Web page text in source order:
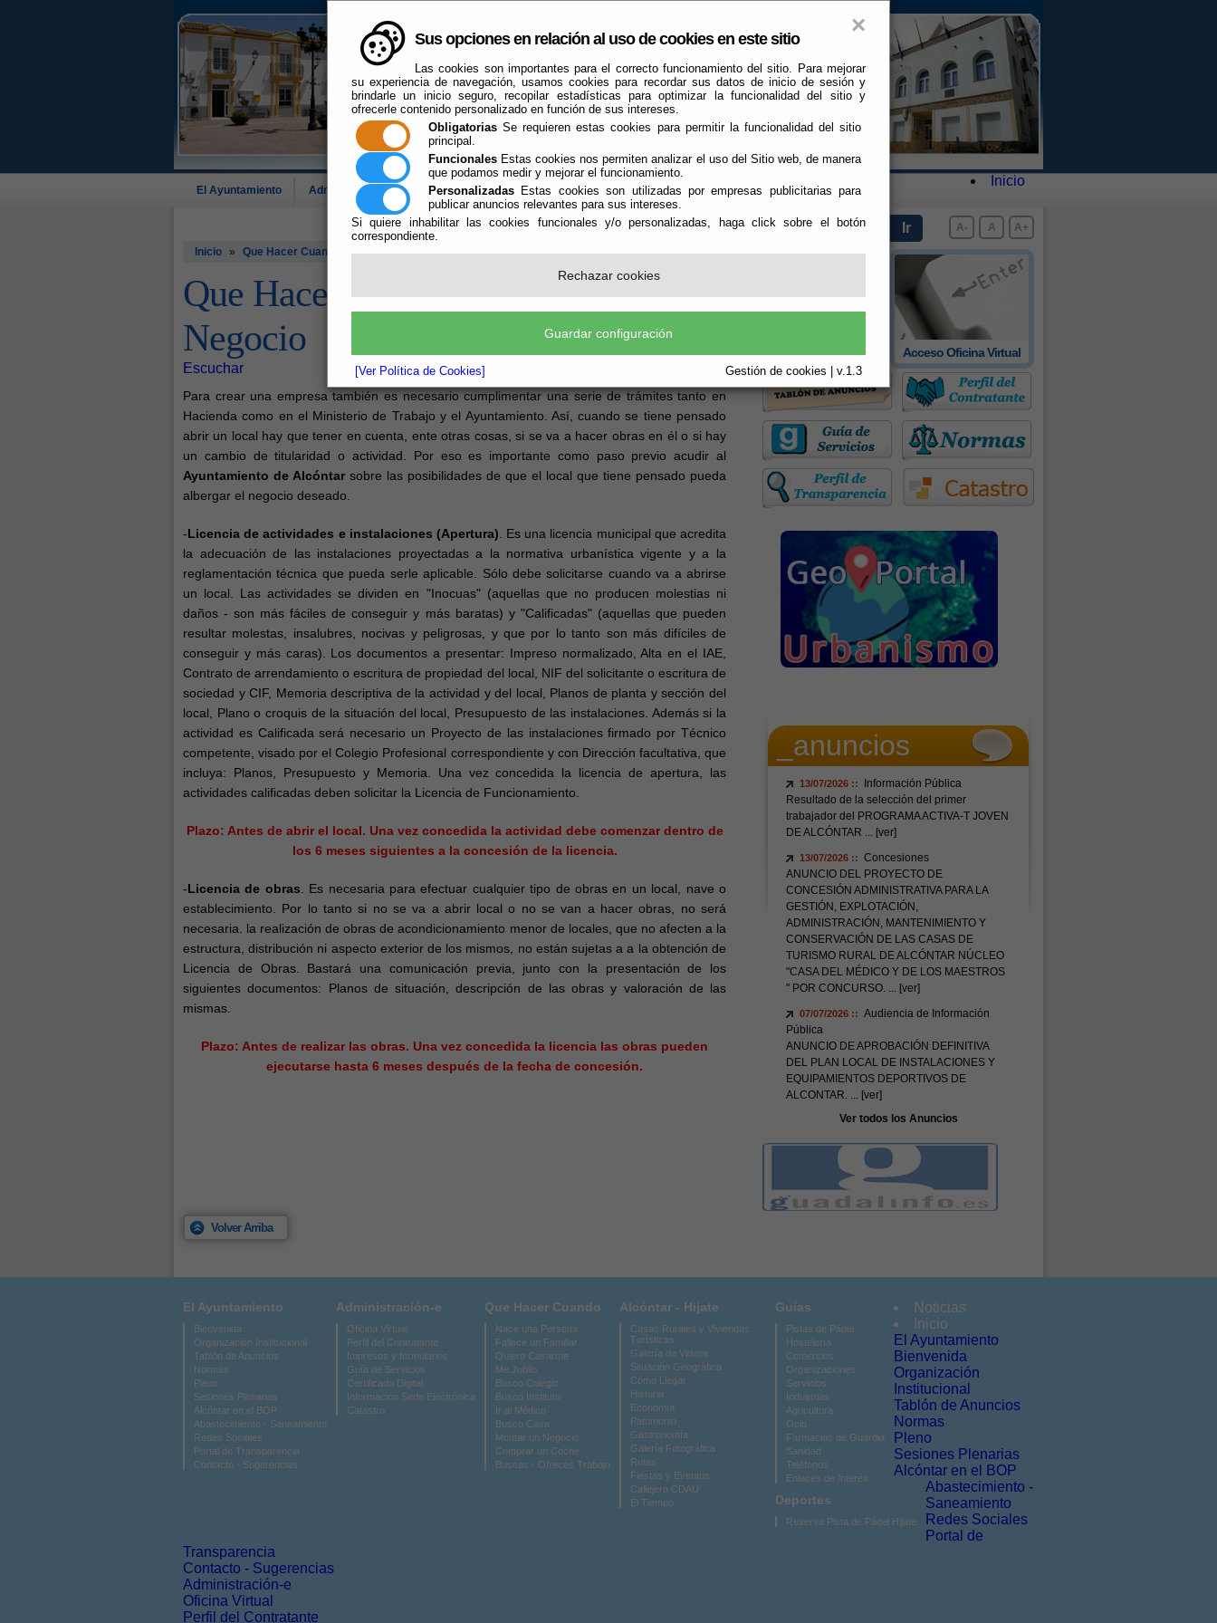
×
Sus opciones en relación al uso de cookies en este sitio
Las cookies son importantes para el correcto funcionamiento del sitio. Para mejorar
su experiencia de navegación, usamos cookies para recordar sus datos de inicio de sesión y
brindarle un inicio seguro, recopilar estadísticas para optimizar la funcionalidad del sitio y
ofrecerle contenido personalizado en función de sus intereses.
Obligatorias Se requieren estas cookies para permitir la funcionalidad del sitio
principal.
Funcionales Estas cookies nos permiten analizar el uso del Sitio web, de manera
que podamos medir y mejorar el funcionamiento.
Personalizadas Estas cookies son utilizadas por empresas publicitarias para
publicar anuncios relevantes para sus intereses.
Si quiere inhabilitar las cookies funcionales y/o personalizadas, haga click sobre el botón
correspondiente.
Rechazar cookies
Guardar configuración
[Ver Política de Cookies] Gestión de cookies | v.1.3
El Ayuntamiento Administración-e Que Hacer Cuando Alcóntar - Hijate Guías Deportes
Inicio
A+
A
A-
la Provincia
Acceso Oficina Virtual
_anuncios
13/07/2026 ::
Información Pública
Resultado de la selección del primer
trabajador del PROGRAMA ACTIVA-T JOVEN
DE ALCÓNTAR
... [ver]
13/07/2026 :: Concesiones
ANUNCIO DEL PROYECTO DE
CONCESIÓN ADMINISTRATIVA PARA LA
GESTIÓN, EXPLOTACIÓN,
ADMINISTRACIÓN, MANTENIMIENTO Y
CONSERVACIÓN DE LAS CASAS DE
TURISMO RURAL DE ALCÓNTAR NÚCLEO
"CASA DEL MÉDICO Y DE LOS MAESTROS
" POR CONCURSO.
... [ver]
07/07/2026 :: Audiencia de Información
Pública
ANUNCIO DE APROBACIÓN DEFINITIVA
DEL PLAN LOCAL DE INSTALACIONES Y
EQUIPAMIENTOS DEPORTIVOS DE
ALCONTAR.
... [ver]
Ver todos los Anuncios
Inicio » Que Hacer Cuando: Montar un Negocio
Que Hacer Cuando: Montar un
Negocio
Escuchar
Para crear una empresa también es necesario cumplimentar una serie de trámites tanto en
Hacienda como en el Ministerio de Trabajo y el Ayuntamiento. Así, cuando se tiene pensado
abrir un local hay que tener en cuenta, ente otras cosas, si se va a hacer obras en él o si hay
un cambio de titularidad o actividad. Por eso es importante como paso previo acudir al
Ayuntamiento de Alcóntar sobre las posibilidades de que el local que tiene pensado pueda
albergar el negocio deseado.
-Licencia de actividades e instalaciones (Apertura) . Es una licencia municipal que acredita
la adecuación de las instalaciones proyectadas a la normativa urbanística vigente y a la
reglamentación técnica que pueda serle aplicable. Sólo debe solicitarse cuando va a abrirse
un local. Las actividades se dividen en "Inocuas" (aquellas que no producen molestias ni
daños - son más fáciles de conseguir y más baratas) y "Calificadas" (aquellas que pueden
resultar molestas, insalubres, nocivas y peligrosas, y que por lo tanto son más difíciles de
conseguir y más caras). Los documentos a presentar: Impreso normalizado, Alta en el IAE,
Contrato de arrendamiento o escritura de propiedad del local, NIF del solicitante o escritura de
sociedad y CIF, Memoria descriptiva de la actividad y del local, Planos de planta y sección del
local, Plano o croquis de la situación del local, Presupuesto de las instalaciones. Además si la
actividad es Calificada será necesario un Proyecto de las instalaciones firmado por Técnico
competente, visado por el Colegio Profesional correspondiente y con Dirección facultativa, que
incluya: Planos, Presupuesto y Memoria. Una vez concedida la licencia de apertura, las
actividades calificadas deben solicitar la Licencia de Funcionamiento.
Plazo: Antes de abrir el local. Una vez concedida la actividad debe comenzar dentro de
los 6 meses siguientes a la concesión de la licencia.
-Licencia de obras . Es necesaria para efectuar cualquier tipo de obras en un local, nave o
establecimiento. Por lo tanto si no se va a abrir local o no se van a hacer obras, no será
necesaria. la realización de obras de acondicionamiento menor de locales, que no afecten a la
estructura, distribución ni aspecto exterior de los mismos, no están sujetas a a la obtención de
Licencia de Obras. Bastará una comunicación previa, junto con la presentación de los
siguientes documentos: Planos de situación, descripción de las obras y valoración de las
mismas.
Plazo: Antes de realizar las obras. Una vez concedida la licencia las obras pueden
ejecutarse hasta 6 meses después de la fecha de concesión.
Volver Arriba
El Ayuntamiento
Bienvenida
Organización Institucional
Tablón de Anuncios
Normas
Pleno
Sesiones Plenarias
Alcóntar en el BOP
Abastecimiento - Saneamiento
Redes Sociales
Portal de Transparencia
Contacto - Sugerencias
Administración-e
Oficina Virtual
Perfil del Contratante
Impresos y formularios
Guía de Servicios
Certificado Digital
Información Sede Electrónica
Catastro
Que Hacer Cuando
Nace una Persona
Fallece un Familiar
Quiero Casarme
Me Jubilo
Busco Colegio
Busco Instituto
Ir al Médico
Busco Casa
Montar un Negocio
Comprar un Coche
Buscas - Ofreces Trabajo
Alcóntar - Hijate
Casas Rurales y Viviendas
Turísticas
Galería de Videos
Situación Geográfica
Cómo Llegar
Historia
Economía
Patrimonio
Gastronomía
Galería Fotográfica
Rutas
Fiestas y Eventos
Callejero CDAU
El Tiempo
Guías
Pistas de Pádel
Hostelería
Comercios
Organizaciones
Servicios
Industrias
Agricultura
Ocio
Farmacias de Guardia
Sanidad
Teléfonos
Enlaces de Interés
Deportes
Reserva Pista de Pádel Hijate
Noticias
Inicio
El Ayuntamiento
Bienvenida
Organización
Institucional
Tablón de Anuncios
Normas
Pleno
Sesiones Plenarias
Alcóntar en el BOP
Abastecimiento -
Saneamiento
Redes Sociales
Portal de
Transparencia
Contacto - Sugerencias
Administración-e
Oficina Virtual
Perfil del Contratante